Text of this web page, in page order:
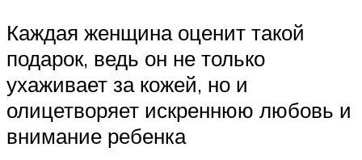
Каждая женщина оценит такой
подарок, ведь он не только
ухаживает за кожей, но и
олицетворяет искреннюю любовь и
внимание ребенка